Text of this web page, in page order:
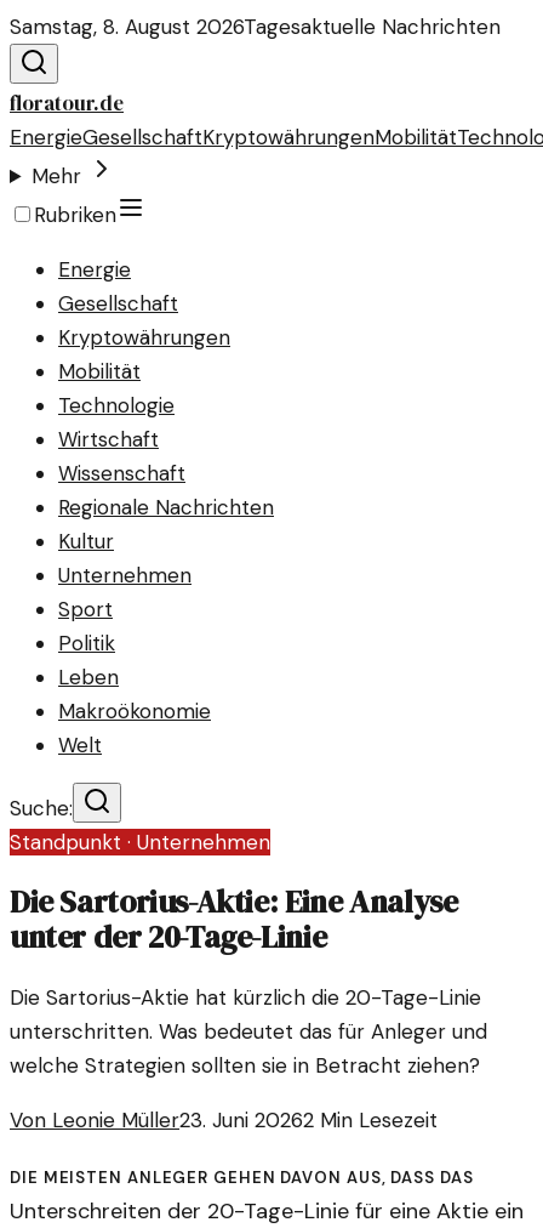
Samstag, 8. August 2026Tagesaktuelle Nachrichten
floratour.de
EnergieGesellschaftKryptowährungenMobilität
Mehr
Rubriken
Energie
Gesellschaft
Kryptowährungen
Mobilität
Technologie
Wirtschaft
Wissenschaft
Regionale Nachrichten
Kultur
Unternehmen
Sport
Politik
Leben
Makroökonomie
Welt
Suche:
Standpunkt · Unternehmen
Die Sartorius-Aktie: Eine Analyse
unter der 20-Tage-Linie
Die Sartorius-Aktie hat kürzlich die 20-Tage-Linie
unterschritten. Was bedeutet das für Anleger und
welche Strategien sollten sie in Betracht ziehen?
Von Leonie Müller23. Juni 20262 Min Lesezeit
Die meisten Anleger gehen davon aus, dass das
Unterschreiten der 20-Tage-Linie für eine Aktie ein